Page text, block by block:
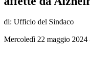
di: Ufficio del Sindaco
Mercoledì 22 maggio